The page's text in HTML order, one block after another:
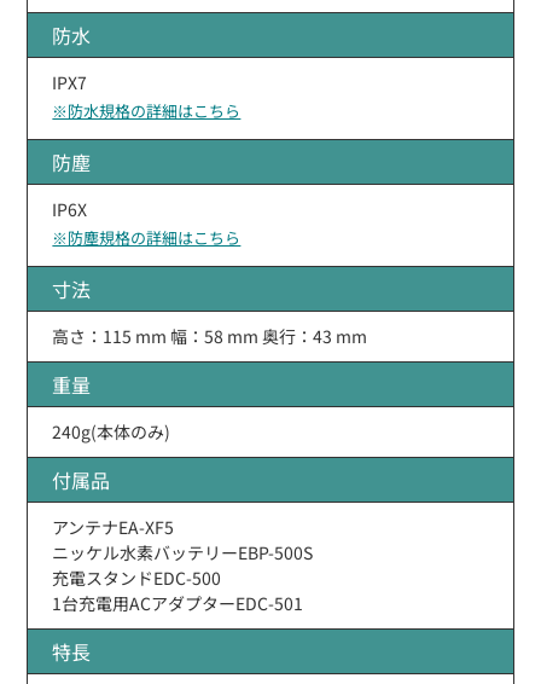
防水
IPX7
※防水規格の詳細はこちら
防塵
IP6X
※防塵規格の詳細はこちら
寸法
高さ：115 mm 幅：58 mm 奥行：43 mm
重量
240g(本体のみ)
付属品
アンテナEA-XF5
ニッケル水素バッテリーEBP-500S
充電スタンドEDC-500
1台充電用ACアダプターEDC-501
特長